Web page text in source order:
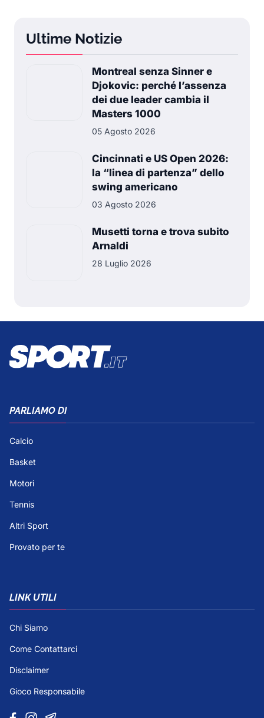
Ultime Notizie
Montreal senza Sinner e
Djokovic: perché l’assenza
dei due leader cambia il
Masters 1000
05 Agosto 2026
Cincinnati e US Open 2026:
la “linea di partenza” dello
swing americano
03 Agosto 2026
Musetti torna e trova subito
Arnaldi
28 Luglio 2026
PARLIAMO DI
Calcio
Basket
Motori
Tennis
Altri Sport
Provato per te
LINK UTILI
Chi Siamo
Come Contattarci
Disclaimer
Gioco Responsabile